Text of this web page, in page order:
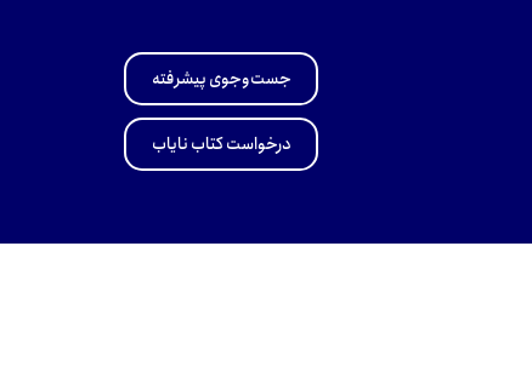
جست‌وجوی پیشرفته
درخواست کتاب نایاب